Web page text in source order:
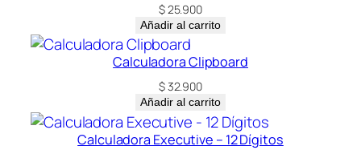
$25.900
Añadir al carrito
Calculadora Clipboard
$32.900
Añadir al carrito
Calculadora Executive – 12 Dígitos